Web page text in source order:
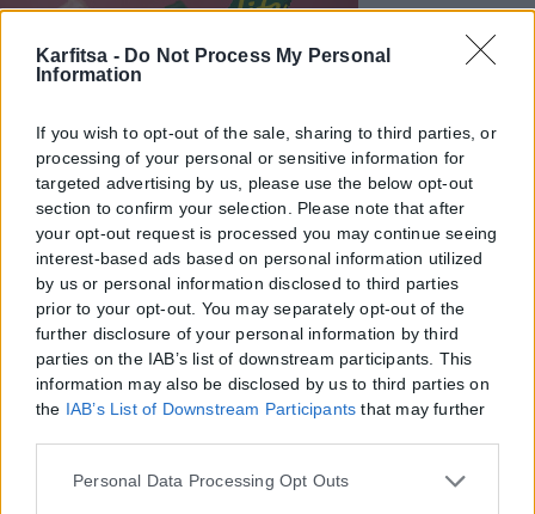
Karfitsa - Do Not Process My Personal
Information
If you wish to opt-out of the sale, sharing to third parties, or
processing of your personal or sensitive information for
targeted advertising by us, please use the below opt-out
section to confirm your selection. Please note that after
your opt-out request is processed you may continue seeing
interest-based ads based on personal information utilized
by us or personal information disclosed to third parties
prior to your opt-out. You may separately opt-out of the
further disclosure of your personal information by third
parties on the IAB’s list of downstream participants. This
information may also be disclosed by us to third parties on
the IAB’s List of Downstream Participants that may further
Please note that this website/app uses one or more Google
Personal Data Processing Opt Outs